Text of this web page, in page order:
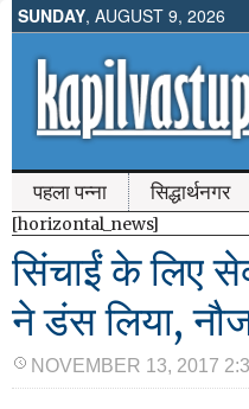
SUNDAY, AUGUST 9, 2026
पहला पन्ना सिद्धार्थनगर
[horizontal_news]
सिंचाईं के लिए
ने डंस लिया,
NOVEMBER 13, 2017